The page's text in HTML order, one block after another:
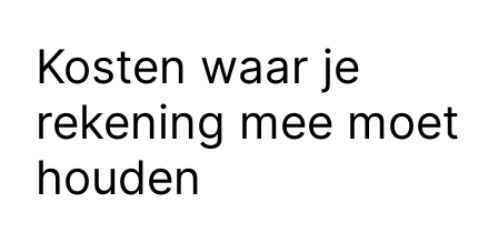
Kosten waar je
rekening mee moet
houden